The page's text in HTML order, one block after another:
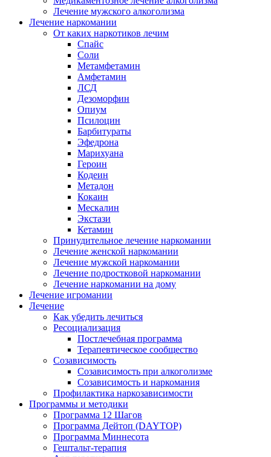
Лечение мужского алкоголизма
Лечение наркомании
От каких наркотиков лечим
Спайс
Соли
Метамфетамин
Амфетамин
ЛСД
Дезоморфин
Опиум
Псилоцин
Барбитураты
Эфедрона
Марихуана
Героин
Кодеин
Метадон
Кокаин
Мескалин
Экстази
Кетамин
Принудительное лечение наркомании
Лечение женской наркомании
Лечение мужской наркомании
Лечение подростковой наркомании
Лечение наркомании на дому
Лечение игромании
Лечение
Как убедить лечиться
Ресоциализация
Постлечебная программа
Терапевтическое сообщество
Созависимость
Созависимость при алкоголизме
Созависимость и наркомания
Профилактика наркозависимости
Программы и методики
Программа 12 Шагов
Программа Дейтоп (DAYTOP)
Программа Миннесота
Гештальт-терапия